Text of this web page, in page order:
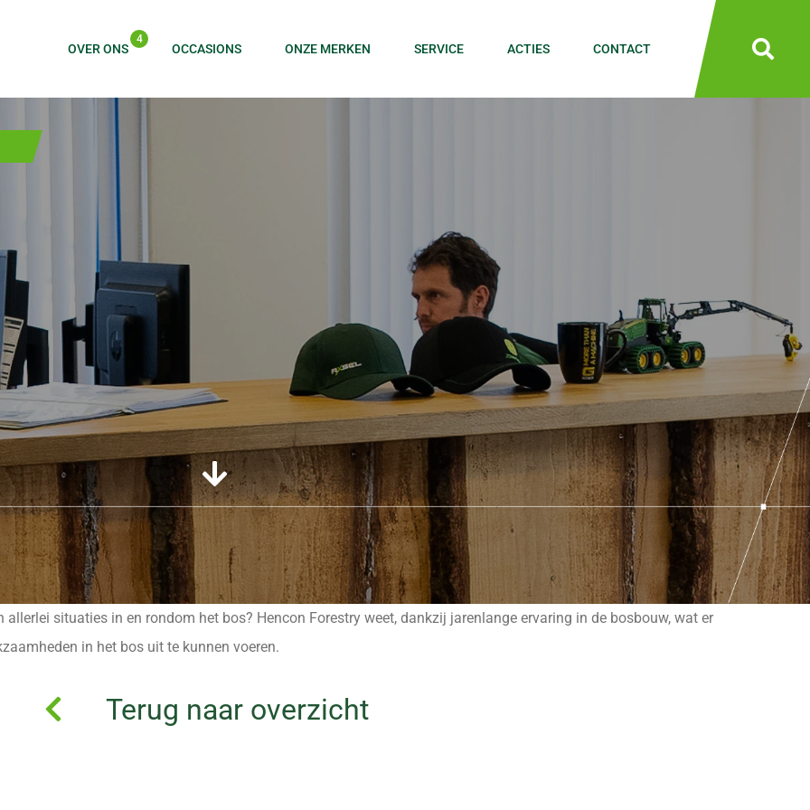
OVER ONS
4
OCCASIONS ONZE MERKEN SERVICE ACTIES CONTACT
situaties in en rondom het bos? Hencon Forestry weet, dankzij jarenlange ervaring in de bosbouw, wat er
in het bos uit te kunnen voeren.
Terug naar overzicht